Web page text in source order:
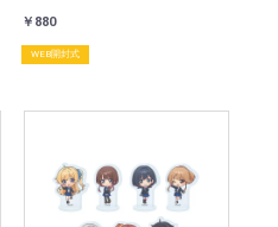
￥880
WEB開封式